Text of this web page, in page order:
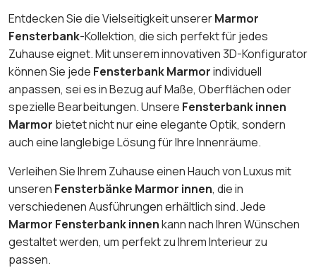
Entdecken Sie die Vielseitigkeit unsererMarmor
Fensterbank-Kollektion, die sich perfekt für jedes
Zuhause eignet. Mit unserem innovativen 3D-Konfigurator
können Sie jede Fensterbank Marmorindividuell
anpassen, sei es in Bezug auf Maße, Oberflächen oder
spezielle Bearbeitungen. Unsere Fensterbank innen
Marmor bietet nicht nur eine elegante Optik, sondern
auch eine langlebige Lösung für Ihre Innenräume.
Verleihen Sie Ihrem Zuhause einen Hauch von Luxus mit
unseren Fensterbänke Marmor innen, die in
verschiedenen Ausführungen erhältlich sind. Jede
Marmor Fensterbank innenkann nach Ihren Wünschen
gestaltet werden, um perfekt zu Ihrem Interieur zu
passen.